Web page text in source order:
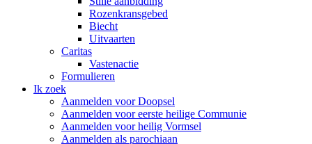
Rozenkransgebed
Biecht
Uitvaarten
Caritas
Vastenactie
Formulieren
Ik zoek
Aanmelden voor Doopsel
Aanmelden voor eerste heilige Communie
Aanmelden voor heilig Vormsel
Aanmelden als parochiaan